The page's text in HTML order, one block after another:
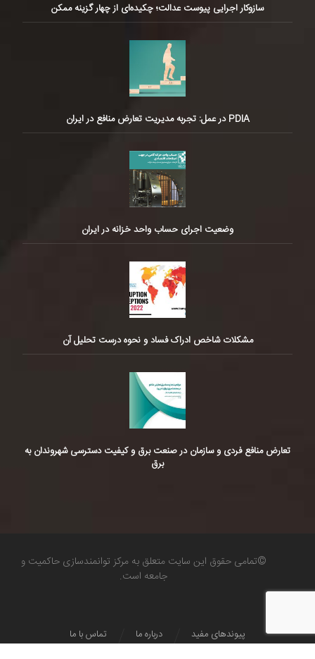
سازوکار اجرایی پیوست عدالت؛ چکیده‌ای از چهار گزینه ممکن
PDIA در عمل: تجربه مدیریت تعارض منافع در ایران
وضعیت اجرای حساب واحد خزانه در ایران
مشکلات شاخص ادراک فساد و نحوه درست تحلیل آن
تعارض منافع فردی و سازمان در صنعت برق و کیفیت دسترسی شهروندان به
برق
©تمامی حقوق این سایت متعلق به مرکز توانمندسازی حاکمیت و
جامعه است.
تماس با ما درباره ما پیوندهای مفید